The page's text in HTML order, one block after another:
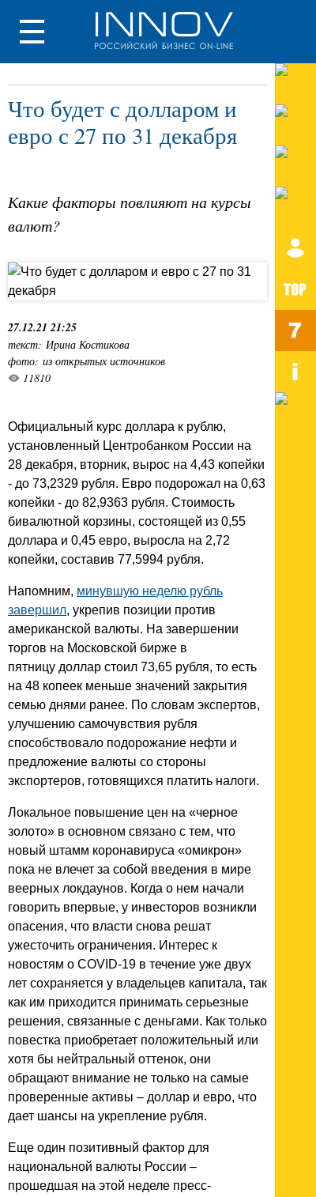
Что будет с долларом и
евро с 27 по 31 декабря
Какие факторы повлияют на курсы
валют?
27.12.21 21:25
текст: Ирина Костикова
фото: из открытых источников
11810
Официальный курс доллара к рублю,
установленный Центробанком России на
28 декабря, вторник, вырос на 4,43 копейки
- до 73,2329 рубля. Евро подорожал на 0,63
копейки - до 82,9363 рубля. Стоимость
бивалютной корзины, состоящей из 0,55
доллара и 0,45 евро, выросла на 2,72
копейки, составив 77,5994 рубля.
Напомним, минувшую неделю рубль
завершил, укрепив позиции против
американской валюты. На завершении
торгов на Московской бирже в
пятницу доллар стоил 73,65 рубля, то есть
на 48 копеек меньше значений закрытия
семью днями ранее. По словам экспертов,
улучшению самочувствия рубля
способствовало подорожание нефти и
предложение валюты со стороны
экспортеров, готовящихся платить налоги.
Локальное повышение цен на «черное
золото» в основном связано с тем, что
новый штамм коронавируса «омикрон»
пока не влечет за собой введения в мире
веерных локдаунов. Когда о нем начали
говорить впервые, у инвесторов возникли
опасения, что власти снова решат
ужесточить ограничения. Интерес к
новостям о COVID-19 в течение уже двух
лет сохраняется у владельцев капитала, так
как им приходится принимать серьезные
решения, связанные с деньгами. Как только
повестка приобретает положительный или
хотя бы нейтральный оттенок, они
обращают внимание не только на самые
проверенные активы – доллар и евро, что
дает шансы на укрепление рубля.
Еще один позитивный фактор для
национальной валюты России –
прошедшая на этой неделе пресс-